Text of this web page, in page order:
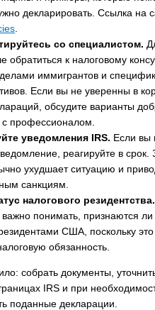
декларировать. Ссылка на
со специалистом.
обратиться к налоговому
иммигрантов и
Если вы не уверенны в
обсудите варианты
профессионалом.
уведомления IRS. Если вы
реагируйте в срок.
ухудшает ситуацию и
санкциям.
налогового резидентства.
понимать, признаются ли
США, поскольку это
обязанность.
собрать документы,
IRS и при
поданные декларации.